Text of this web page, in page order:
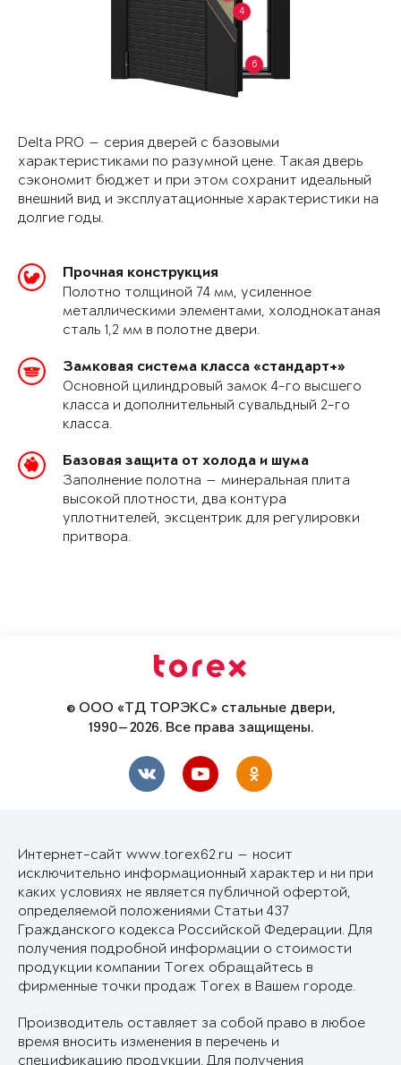
4
6
Delta PRO — серия дверей с базовыми
характеристиками по разумной цене. Такая дверь
сэкономит бюджет и при этом сохранит идеальный
внешний вид и эксплуатационные характеристики на
долгие годы.
Прочная конструкция
Полотно толщиной 74 мм, усиленное
металлическими элементами, холоднокатаная
сталь 1,2 мм в полотне двери.
Замковая система класса «стандарт+»
Основной цилиндровый замок 4-го высшего
класса и дополнительный сувальдный 2-го
класса.
Базовая защита от холода и шума
Заполнение полотна — минеральная плита
высокой плотности, два контура
уплотнителей, эксцентрик для регулировки
притвора.
© ООО «ТД ТОРЭКС» стальные двери,
1990—2026. Все права защищены.
Интернет-сайт www.torex62.ru — носит
исключительно информационный характер и ни при
каких условиях не является публичной офертой,
определяемой положениями Статьи 437
Гражданского кодекса Российской Федерации. Для
получения подробной информации о стоимости
продукции компании Torex обращайтесь в
фирменные точки продаж Torex в Вашем городе.
Производитель оставляет за собой право в любое
время вносить изменения в перечень и
спецификацию продукции. Для получения